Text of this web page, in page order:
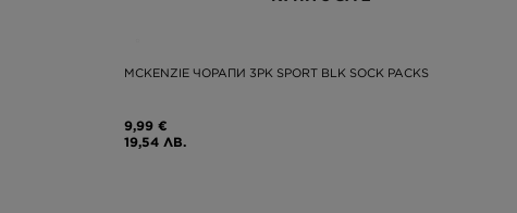
MCKENZIE ЧОРАПИ 3PK SPORT BLK SOCK PACKS
9,99 €
19,54 ЛВ.